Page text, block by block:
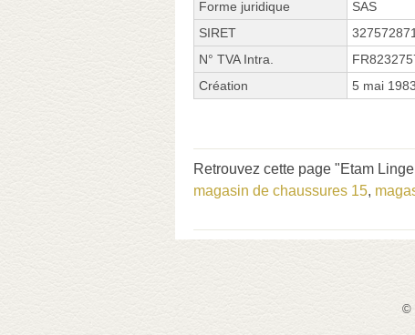
Forme juridique
SAS
SIRET
N° TVA Intra.
Création
5 mai 1983
Retrouvez cette page "Etam
magasin de chaussures 15,
©